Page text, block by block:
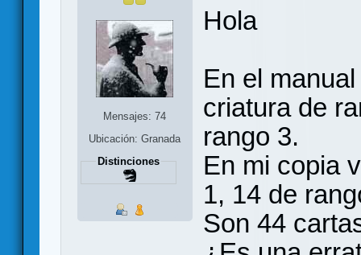
Mensajes: 74
Ubicación: Granada
Distinciones
Hola
En el
criatura de
rango 3.
En mi copia
1, 14 de
Son 44